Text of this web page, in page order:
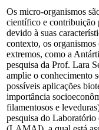
Os micro-organismos
científico e contribuição
devido à suas
contexto, os organismos
extremos, como a
pesquisa da Prof. Lara
amplie o conhecimento
possíveis aplicações
importância
filamentosos e
pesquisa do